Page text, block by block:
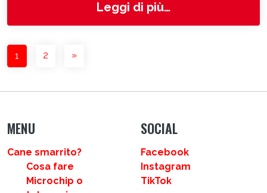
Leggi di più…from SOLE
NAVIGAZIONE DEGLI ARTICOLI
1 2 »
MENU
Cane smarrito?
Cosa fare
Microchip o
SOCIAL
Facebook
Instagram
TikTok